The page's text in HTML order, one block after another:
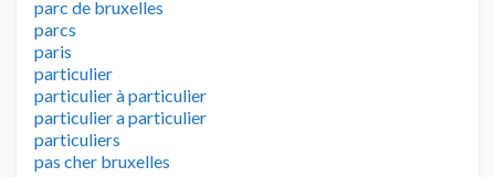
parc de bruxelles
parcs
paris
particulier
particulier à particulier
particulier a particulier
particuliers
pas cher bruxelles